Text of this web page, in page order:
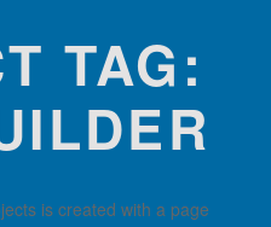
TAG:
is created with a page